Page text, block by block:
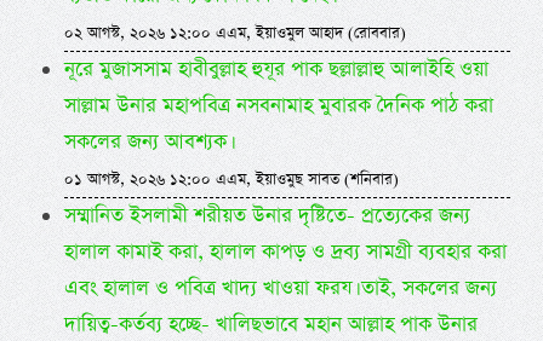
০২ আগস্ট, ২০২৬ ১২:০০ এএম, ইয়াওমুল আহাদ (রোববার)
নূরে মুজাসসাম হাবীবুল্লাহ হুযূর পাক ছল্লাল্লাহু আলাইহি ওয়া
সাল্লাম উনার মহাপবিত্র নসবনামাহ মুবারক দৈনিক পাঠ করা
সকলের জন্য আবশ্যক।
০১ আগস্ট, ২০২৬ ১২:০০ এএম, ইয়াওমুছ সাবত (শনিবার)
সম্মানিত ইসলামী শরীয়ত উনার দৃষ্টিতে- প্রত্যেকের জন্য
হালাল কামাই করা, হালাল কাপড় ও দ্রব্য সামগ্রী ব্যবহার করা
এবং হালাল ও পবিত্র খাদ্য খাওয়া ফরয। তাই, সকলের জন্য
দায়িত্ব-কর্তব্য হচ্ছে- খালিছভাবে মহান আল্লাহ পাক উনার